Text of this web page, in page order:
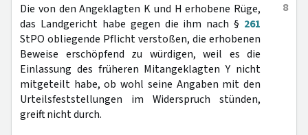
8
Die von den Angeklagten K und H erhobene Rüge,
das Landgericht habe gegen die ihm nach § 261
StPO obliegende Pflicht verstoßen, die erhobenen
Beweise erschöpfend zu würdigen, weil es die
Einlassung des früheren Mitangeklagten Y nicht
mitgeteilt habe, ob wohl seine Angaben mit den
Urteilsfeststellungen im Widerspruch stünden,
greift nicht durch.